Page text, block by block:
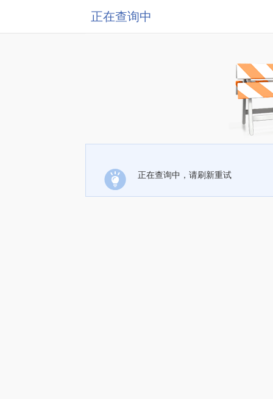
正在查询中
正在查询中，请刷新重试